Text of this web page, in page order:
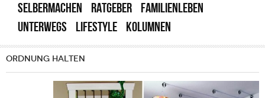
SELBERMACHEN RATGEBER
FAMILIENLEBEN
UNTERWEGS
LIFESTYLE KOLUMNEN
ORDNUNG HALTEN